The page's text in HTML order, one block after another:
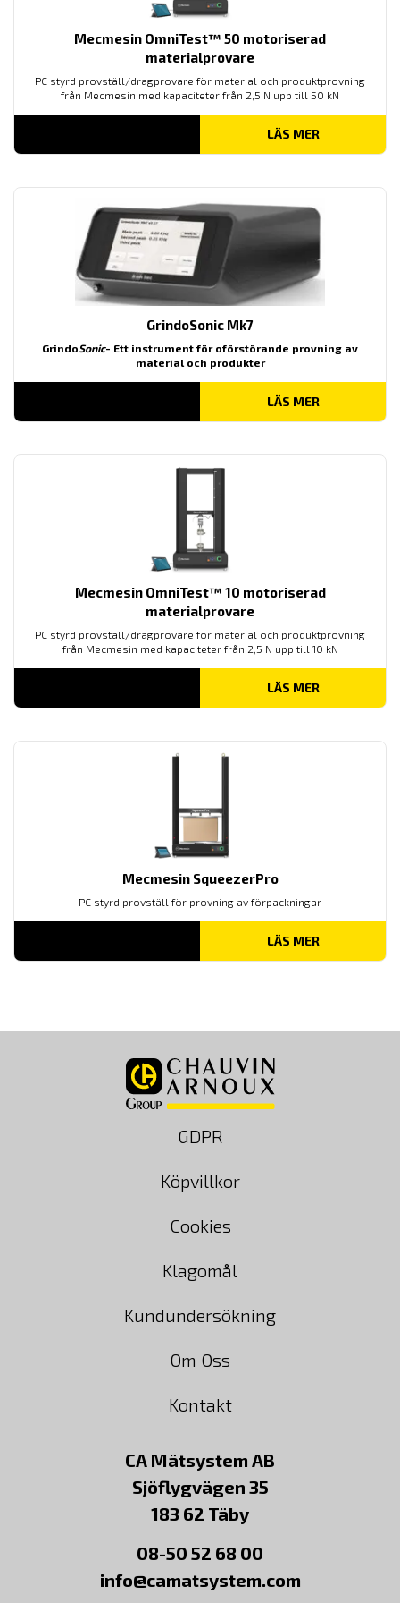
Mecmesin OmniTest™ 50 motoriserad
materialprovare
PC styrd provställ/dragprovare för material och produktprovning
från Mecmesin med kapaciteter från 2,5 N upp till 50 kN
LÄS MER
GrindoSonic Mk7
GrindoSonic- Ett instrument för oförstörande provning av
material och produkter
LÄS MER
Mecmesin OmniTest™ 10 motoriserad
materialprovare
PC styrd provställ/dragprovare för material och produktprovning
från Mecmesin med kapaciteter från 2,5 N upp till 10 kN
LÄS MER
Mecmesin SqueezerPro
PC styrd provställ för provning av förpackningar
LÄS MER
GDPR
Köpvillkor
Cookies
Klagomål
Kundundersökning
Om Oss
Kontakt
CA Mätsystem AB
Sjöflygvägen 35
183 62 Täby
08-50 52 68 00
info@camatsystem.com